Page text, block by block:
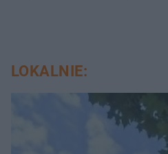
LOKALNIE: